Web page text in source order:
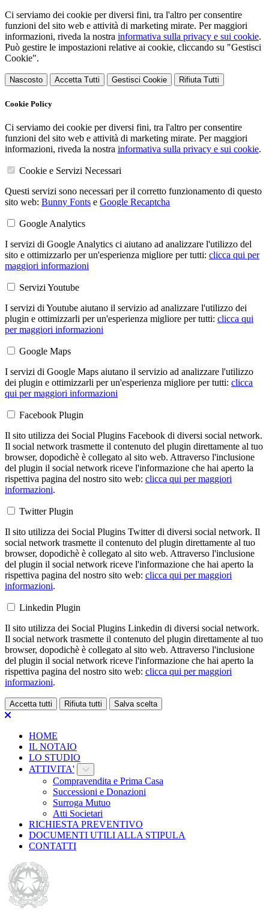
Ci serviamo dei cookie per diversi fini, tra l'altro per consentire
funzioni del sito web e attività di marketing mirate. Per maggiori
informazioni, riveda la nostra informativa sulla privacy e sui cookie.
Può gestire le impostazioni relative ai cookie, cliccando su "Gestisci
Cookie".
Nascosto Accetta Tutti Gestisci Cookie Rifiuta Tutti
Cookie Policy
Ci serviamo dei cookie per diversi fini, tra l'altro per consentire
funzioni del sito web e attività di marketing mirate. Per maggiori
informazioni, riveda la nostra informativa sulla privacy e sui cookie.
Cookie e Servizi Necessari
Questi servizi sono necessari per il corretto funzionamento di questo
sito web: Bunny Fonts e Google Recaptcha
Google Analytics
I servizi di Google Analytics ci aiutano ad analizzare l'utilizzo del
sito e ottimizzarlo per un'esperienza migliore per tutti: clicca qui per
maggiori informazioni
Servizi Youtube
I servizi di Youtube aiutano il servizio ad analizzare l'utilizzo dei
plugin e ottimizzarli per un'esperienza migliore per tutti: clicca qui
per maggiori informazioni
Google Maps
I servizi di Google Maps aiutano il servizio ad analizzare l'utilizzo
dei plugin e ottimizzarli per un'esperienza migliore per tutti: clicca
qui per maggiori informazioni
Facebook Plugin
Il sito utilizza dei Social Plugins Facebook di diversi social network.
Il social network trasmette il contenuto del plugin direttamente al tuo
browser, dopodichè è collegato al sito web. Attraverso l'inclusione
del plugin il social network riceve l'informazione che hai aperto la
rispettiva pagina del nostro sito web: clicca qui per maggiori
informazioni.
Twitter Plugin
Il sito utilizza dei Social Plugins Twitter di diversi social network. Il
social network trasmette il contenuto del plugin direttamente al tuo
browser, dopodichè è collegato al sito web. Attraverso l'inclusione
del plugin il social network riceve l'informazione che hai aperto la
rispettiva pagina del nostro sito web: clicca qui per maggiori
informazioni.
Linkedin Plugin
Il sito utilizza dei Social Plugins Linkedin di diversi social network.
Il social network trasmette il contenuto del plugin direttamente al tuo
browser, dopodichè è collegato al sito web. Attraverso l'inclusione
del plugin il social network riceve l'informazione che hai aperto la
rispettiva pagina del nostro sito web: clicca qui per maggiori
informazioni.
Accetta tutti Rifiuta tutti Salva scelta
Loading...
HOME
IL NOTAIO
LO STUDIO
ATTIVITA'
Compravendita e Prima Casa
Successioni e Donazioni
Surroga Mutuo
Atti Societari
RICHIESTA PREVENTIVO
DOCUMENTI UTILI ALLA STIPULA
CONTATTI